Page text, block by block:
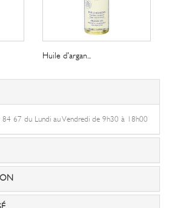
Huile d'argan...
67 du Lundi au Vendredi de 9h30 à 18h00